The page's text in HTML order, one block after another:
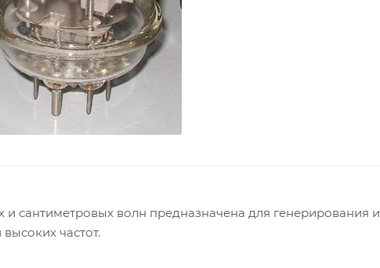
сантиметровых волн предназначена для генерирования и
частот.